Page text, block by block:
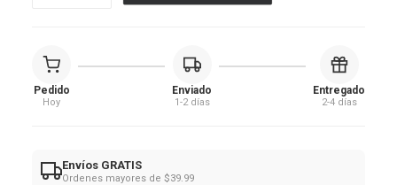
cantidad
Pedido
Hoy
Enviado
1-2 días
Entregado
2-4 días
Envíos GRATIS
Ordenes mayores de $39.99